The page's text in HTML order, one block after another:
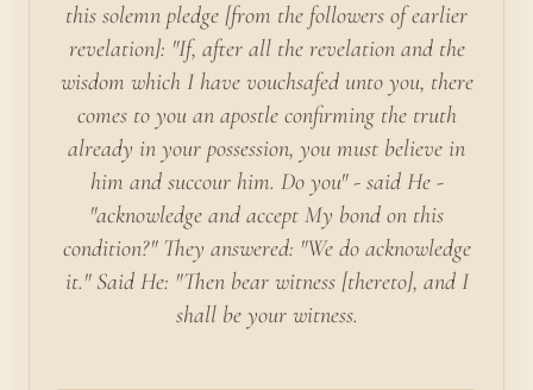
this solemn pledge [from the followers of earlier
revelation]: "If, after all the revelation and the
wisdom which I have vouchsafed unto you, there
comes to you an apostle confirming the truth
already in your possession, you must believe in
him and succour him. Do you" - said He -
"acknowledge and accept My bond on this
condition?" They answered: "We do acknowledge
it." Said He: "Then bear witness [thereto], and I
shall be your witness.